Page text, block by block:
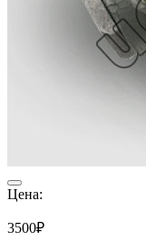
Цена:
3500₽